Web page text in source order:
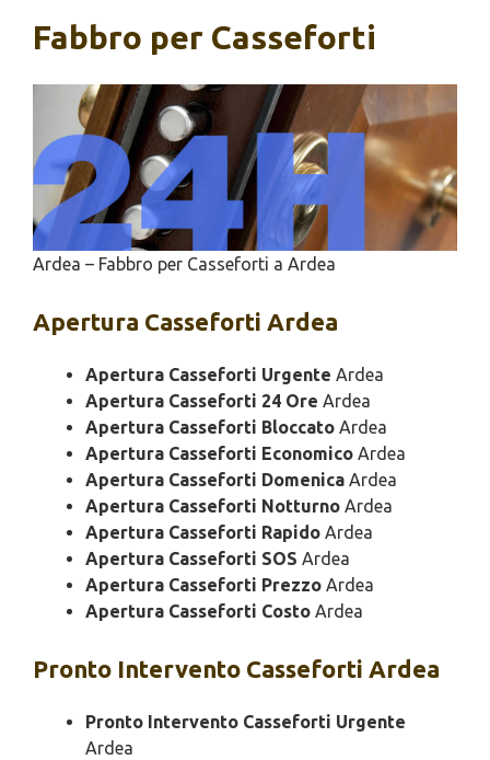
Fabbro per Casseforti
Ardea – Fabbro per Casseforti a Ardea
Apertura Casseforti Ardea
Apertura Casseforti Urgente Ardea
Apertura Casseforti 24 Ore Ardea
Apertura Casseforti Bloccato Ardea
Apertura Casseforti Economico Ardea
Apertura Casseforti Domenica Ardea
Apertura Casseforti Notturno Ardea
Apertura Casseforti Rapido Ardea
Apertura Casseforti SOS Ardea
Apertura Casseforti Prezzo Ardea
Apertura Casseforti Costo Ardea
Pronto Intervento Casseforti Ardea
Pronto Intervento Casseforti Urgente
Ardea